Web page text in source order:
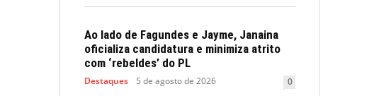
Ao lado de Fagundes e Jayme, Janaina
oficializa candidatura e minimiza atrito
com ‘rebeldes’ do PL
Destaques 5 de agosto de 2026 0